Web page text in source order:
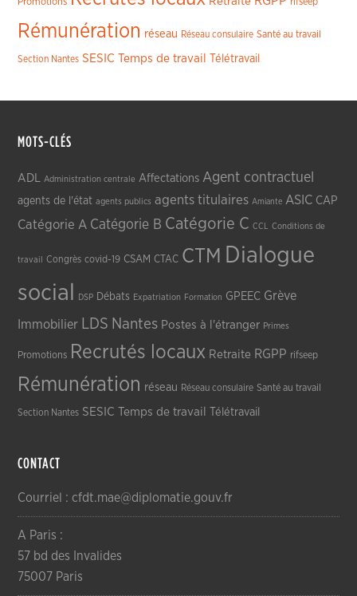
Rémunération réseau Réseau consulaire Santé au travail
Section Nantes SESIC Temps de travail Télétravail
MOTS-CLÉS
ADL Administration centrale Affectations Agent contractuel
agents de l'état agents publics agents titulaires Amiante ASIC CAP
Catégorie A Catégorie B Catégorie C CCL Conditions de
travail Congrès covid-19 CSAM CTAC CTM Dialogue
social
DSP Débats Expatriation Formation GPEEC Grève
Immobilier LDS Nantes Postes à l'étranger Primes
Promotions Recrutés locaux Retraite RGPP rifseep
Rémunération réseau Réseau consulaire Santé au travail
Section Nantes SESIC Temps de travail Télétravail
CONTACT
Courriel : cfdt.mae@diplomatie.gouv.fr
A Paris :
57 bd des Invalides
75007 Paris